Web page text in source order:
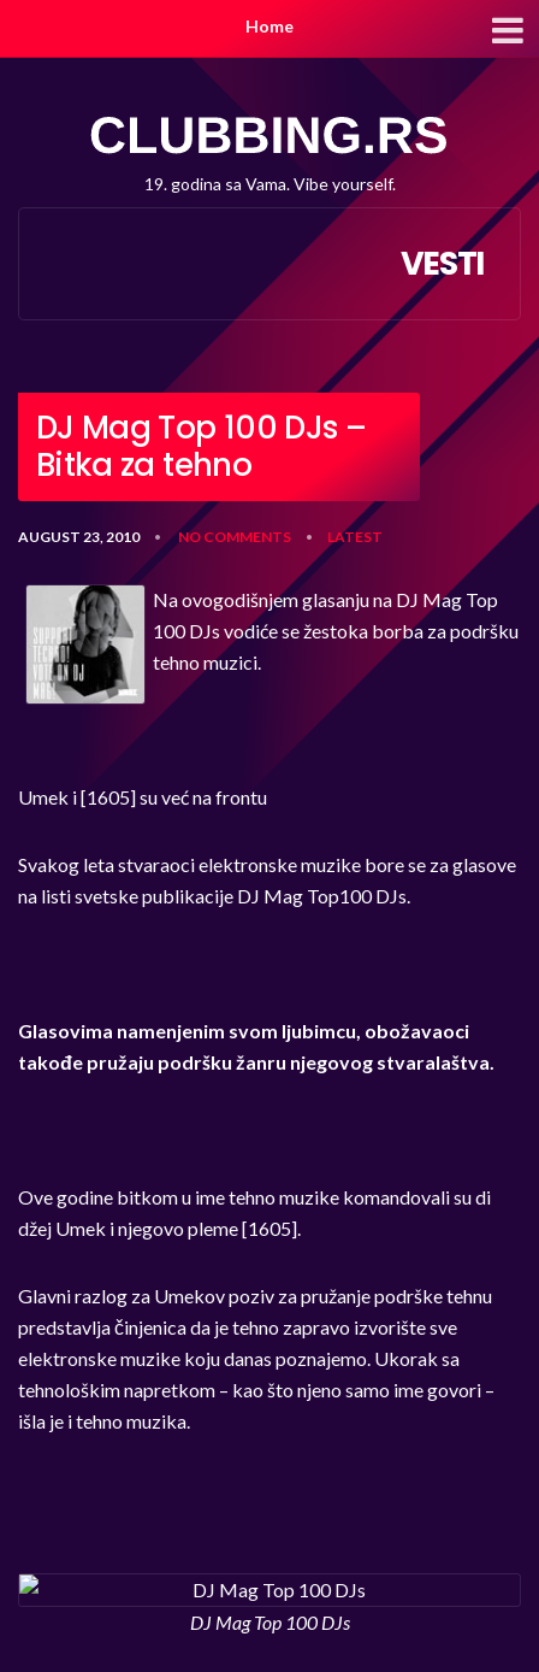
Home
19. godina sa Vama. Vibe yourself.
VESTI
DJ Mag Top 100 DJs –
Bitka za tehno
AUGUST 23, 2010 • NO COMMENTS • LATEST
Na ovogodišnjem glasanju na DJ Mag Top
100 DJs vodiće se žestoka borba za podršku
tehno muzici.
Umek i [1605] su već na frontu
Svakog leta stvaraoci elektronske muzike bore se za glasove
na listi svetske publikacije DJ Mag Top100 DJs.
Glasovima namenjenim svom ljubimcu, obožavaoci
takođe pružaju podršku žanru njegovog stvaralaštva.
Ove godine bitkom u ime tehno muzike komandovali su di
džej Umek i njegovo pleme [1605].
Glavni razlog za Umekov poziv za pružanje podrške tehnu
predstavlja činjenica da je tehno zapravo izvorište sve
elektronske muzike koju danas poznajemo. Ukorak sa
tehnološkim napretkom – kao što njeno samo ime govori –
išla je i tehno muzika.
DJ Mag Top 100 DJs